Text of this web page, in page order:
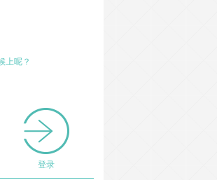
上呢？
登录